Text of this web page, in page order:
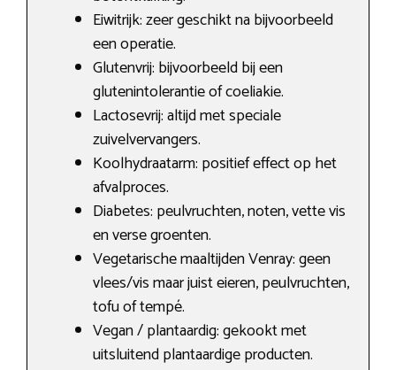
Eiwitrijk: zeer geschikt na bijvoorbeeld
een operatie.
Glutenvrij: bijvoorbeeld bij een
glutenintolerantie of coeliakie.
Lactosevrij: altijd met speciale
zuivelvervangers.
Koolhydraatarm: positief effect op het
afvalproces.
Diabetes: peulvruchten, noten, vette vis
en verse groenten.
Vegetarische maaltijden Venray: geen
vlees/vis maar juist eieren, peulvruchten,
tofu of tempé.
Vegan / plantaardig: gekookt met
uitsluitend plantaardige producten.